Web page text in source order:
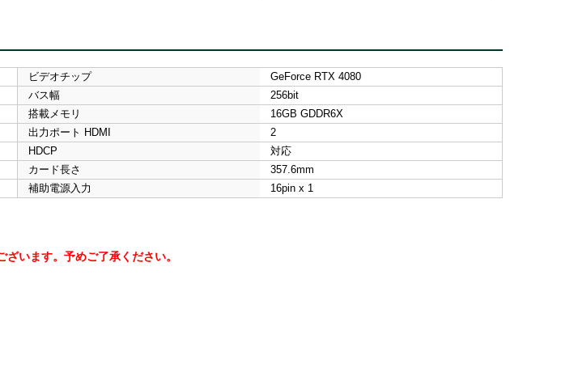
ビデオチップ
GeForce RTX 4080
バス幅
256bit
搭載メモリ
16GB GDDR6X
出力ポート HDMI
2
HDCP
対応
カード長さ
357.6mm
補助電源入力 16pin x 1
います。予めご了承ください。